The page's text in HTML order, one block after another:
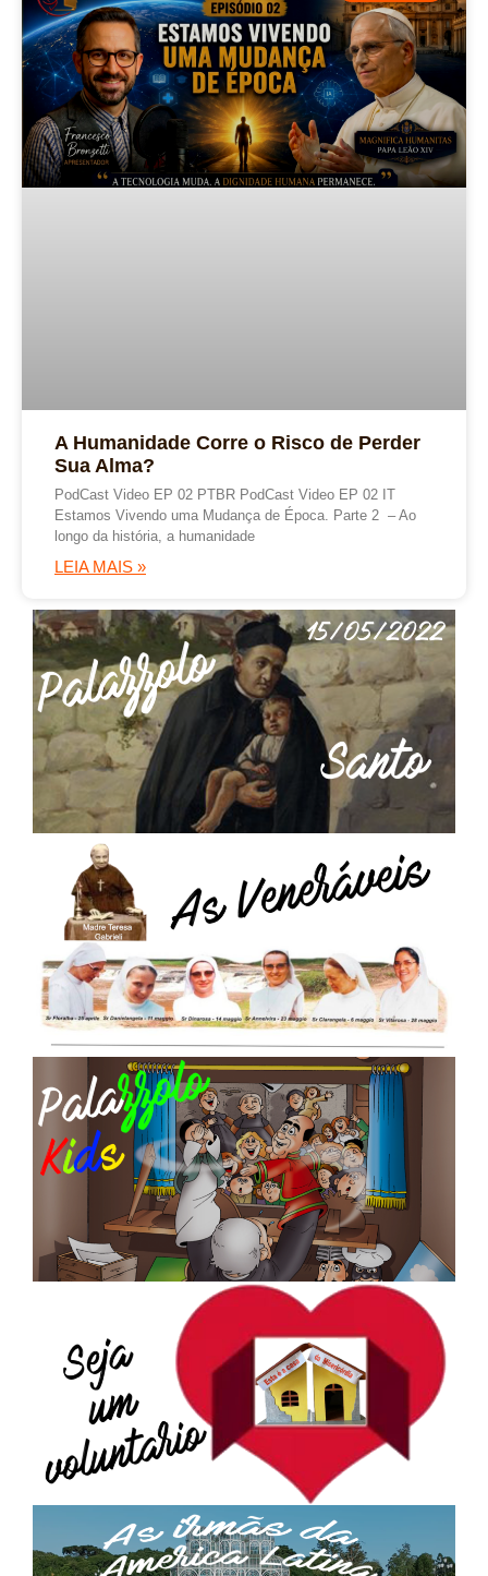
A Humanidade Corre o Risco de Perder
Sua Alma?
PodCast Video EP 02 PTBR PodCast Video EP 02 IT
Estamos Vivendo uma Mudança de Época. Parte 2 – Ao
longo da história, a humanidade
LEIA MAIS »